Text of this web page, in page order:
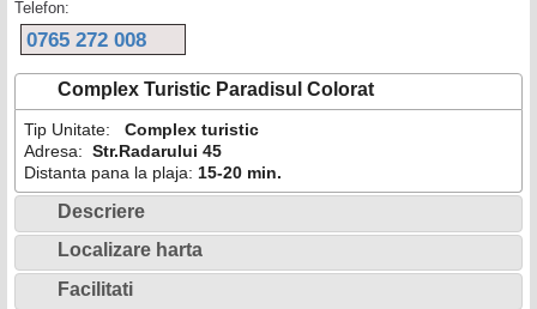
Telefon:
0765 272 008
Complex Turistic Paradisul Colorat
Tip Unitate: Complex turistic
Adresa: Str.Radarului 45
Distanta pana la plaja: 15-20 min.
Descriere
Localizare harta
Facilitati